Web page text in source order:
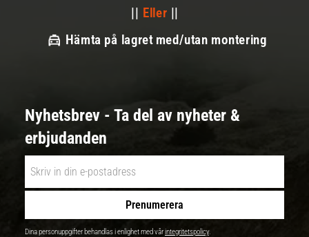
|| Eller ||
Hämta på lagret med/utan montering
Nyhetsbrev - Ta del av nyheter &
erbjudanden
Prenumerera
Dina personuppgifter behandlas i enlighet med vårintegritetspolicy.